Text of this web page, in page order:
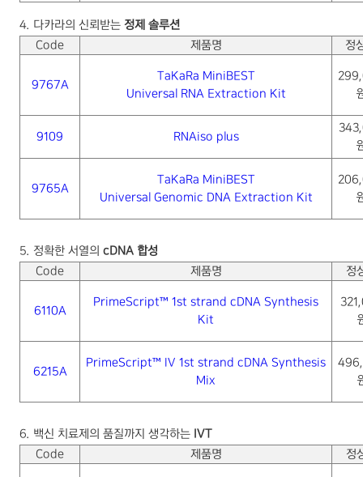
4. 다카라의 신뢰받는 정제 솔루션
Code
제품명 정
9767A
TaKaRa MiniBEST
Universal RNA Extraction Kit
9109 RNAiso plus
9765A
TaKaRa MiniBEST
Universal Genomic DNA Extraction Kit
5. 정확한 서열의 cDNA 합성
Code
제품명 정
6110A
PrimeScript™ 1st strand cDNA Synthesis
Kit
6215A
PrimeScript™ IV 1st strand cDNA Synthesis
Mix
6. 백신 치료제의 품질까지 생각하는 IVT
Code
제품명 정